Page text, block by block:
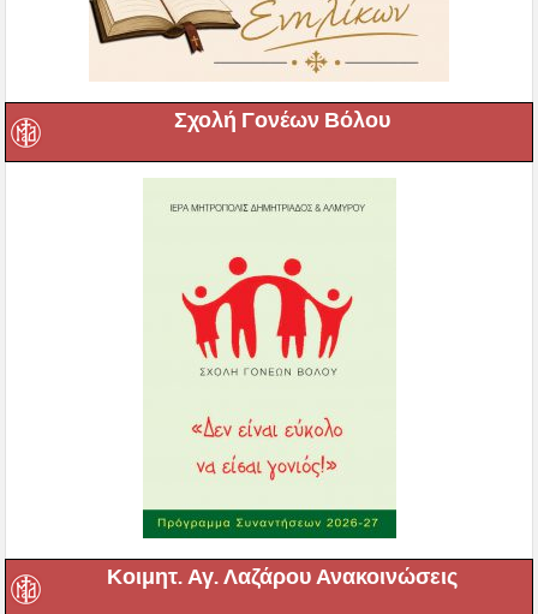
Σχολή Γονέων Βόλου
Κοιμητ. Αγ. Λαζάρου Ανακοινώσεις